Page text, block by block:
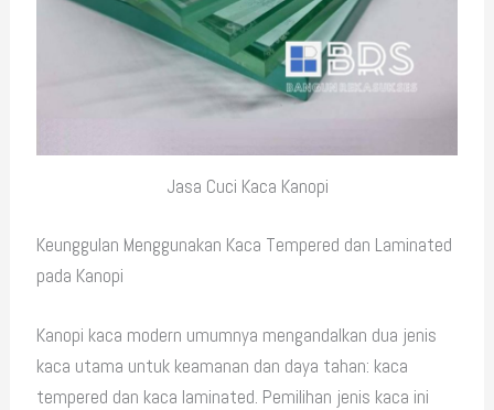
Jasa Cuci Kaca Kanopi
Keunggulan Menggunakan Kaca Tempered dan Laminated
pada Kanopi
Kanopi kaca modern umumnya mengandalkan dua jenis
kaca utama untuk keamanan dan daya tahan: kaca
tempered dan kaca laminated. Pemilihan jenis kaca ini